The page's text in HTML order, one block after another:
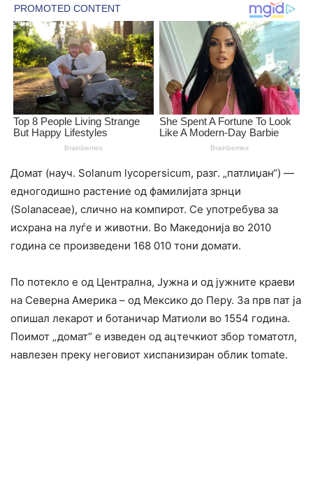
Домат (науч. Solanum lycopersicum, разг. „патлиџан“) —
едногодишно растение од фамилијата зрнци
(Solanaceae), слично на компирот. Се употребува за
исхрана на луѓе и животни. Во Македонија во 2010
година се произведени 168 010 тони домати.
По потекло е од Централна, Јужна и од јужните краеви
на Северна Америка – од Мексико до Перу. За прв пат ја
опишал лекарот и ботаничар Матиоли во 1554 година.
Поимот „домат“ е изведен од ацтечкиот збор томатотл,
навлезен преку неговиот хиспанизиран облик tomate.